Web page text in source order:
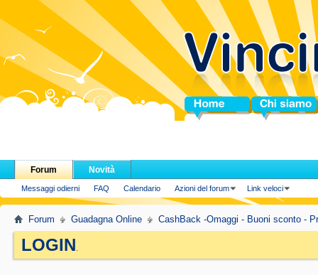
Home Chi siamo
Forum
Messaggi odierni FAQ Calendario Azioni del forum Link veloci
Novità
Forum Guadagna Online CashBack -Omaggi - Buoni sconto -
LOGIN.